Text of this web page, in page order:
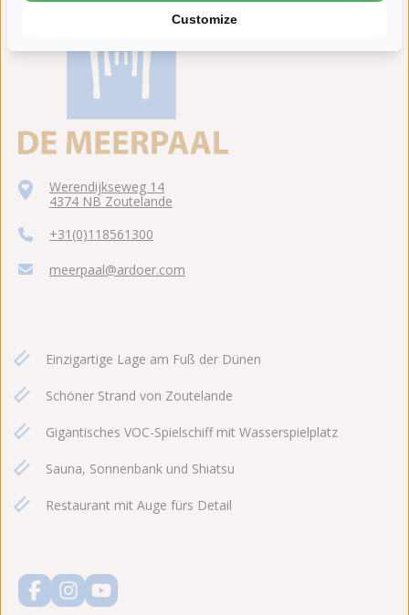
Werendijkseweg 14
4374 NB Zoutelande
+31(0)118561300
meerpaal@ardoer.com
Einzigartige Lage am Fuß der Dünen
Schöner Strand von Zoutelande
Gigantisches VOC-Spielschiff mit Wasserspielplatz
Sauna, Sonnenbank und Shiatsu
Restaurant mit Auge fürs Detail
Customize